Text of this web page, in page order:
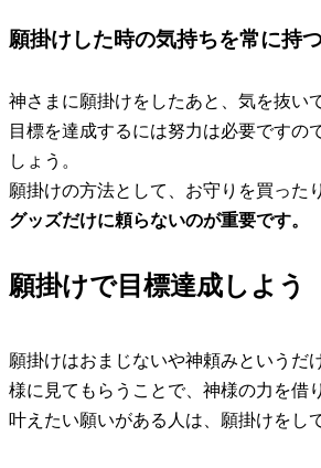
願掛けした時の気持ちを常に持
神さまに願掛けをしたあと、気を抜い
目標を達成するには努力は必要ですので
しょう。
願掛けの方法として、お守りを買った
グッズだけに頼らないのが重要です。
願掛けで目標達成しよう
願掛けはおまじないや神頼みというだ
様に見てもらうことで、神様の力を借
叶えたい願いがある人は、願掛けをし